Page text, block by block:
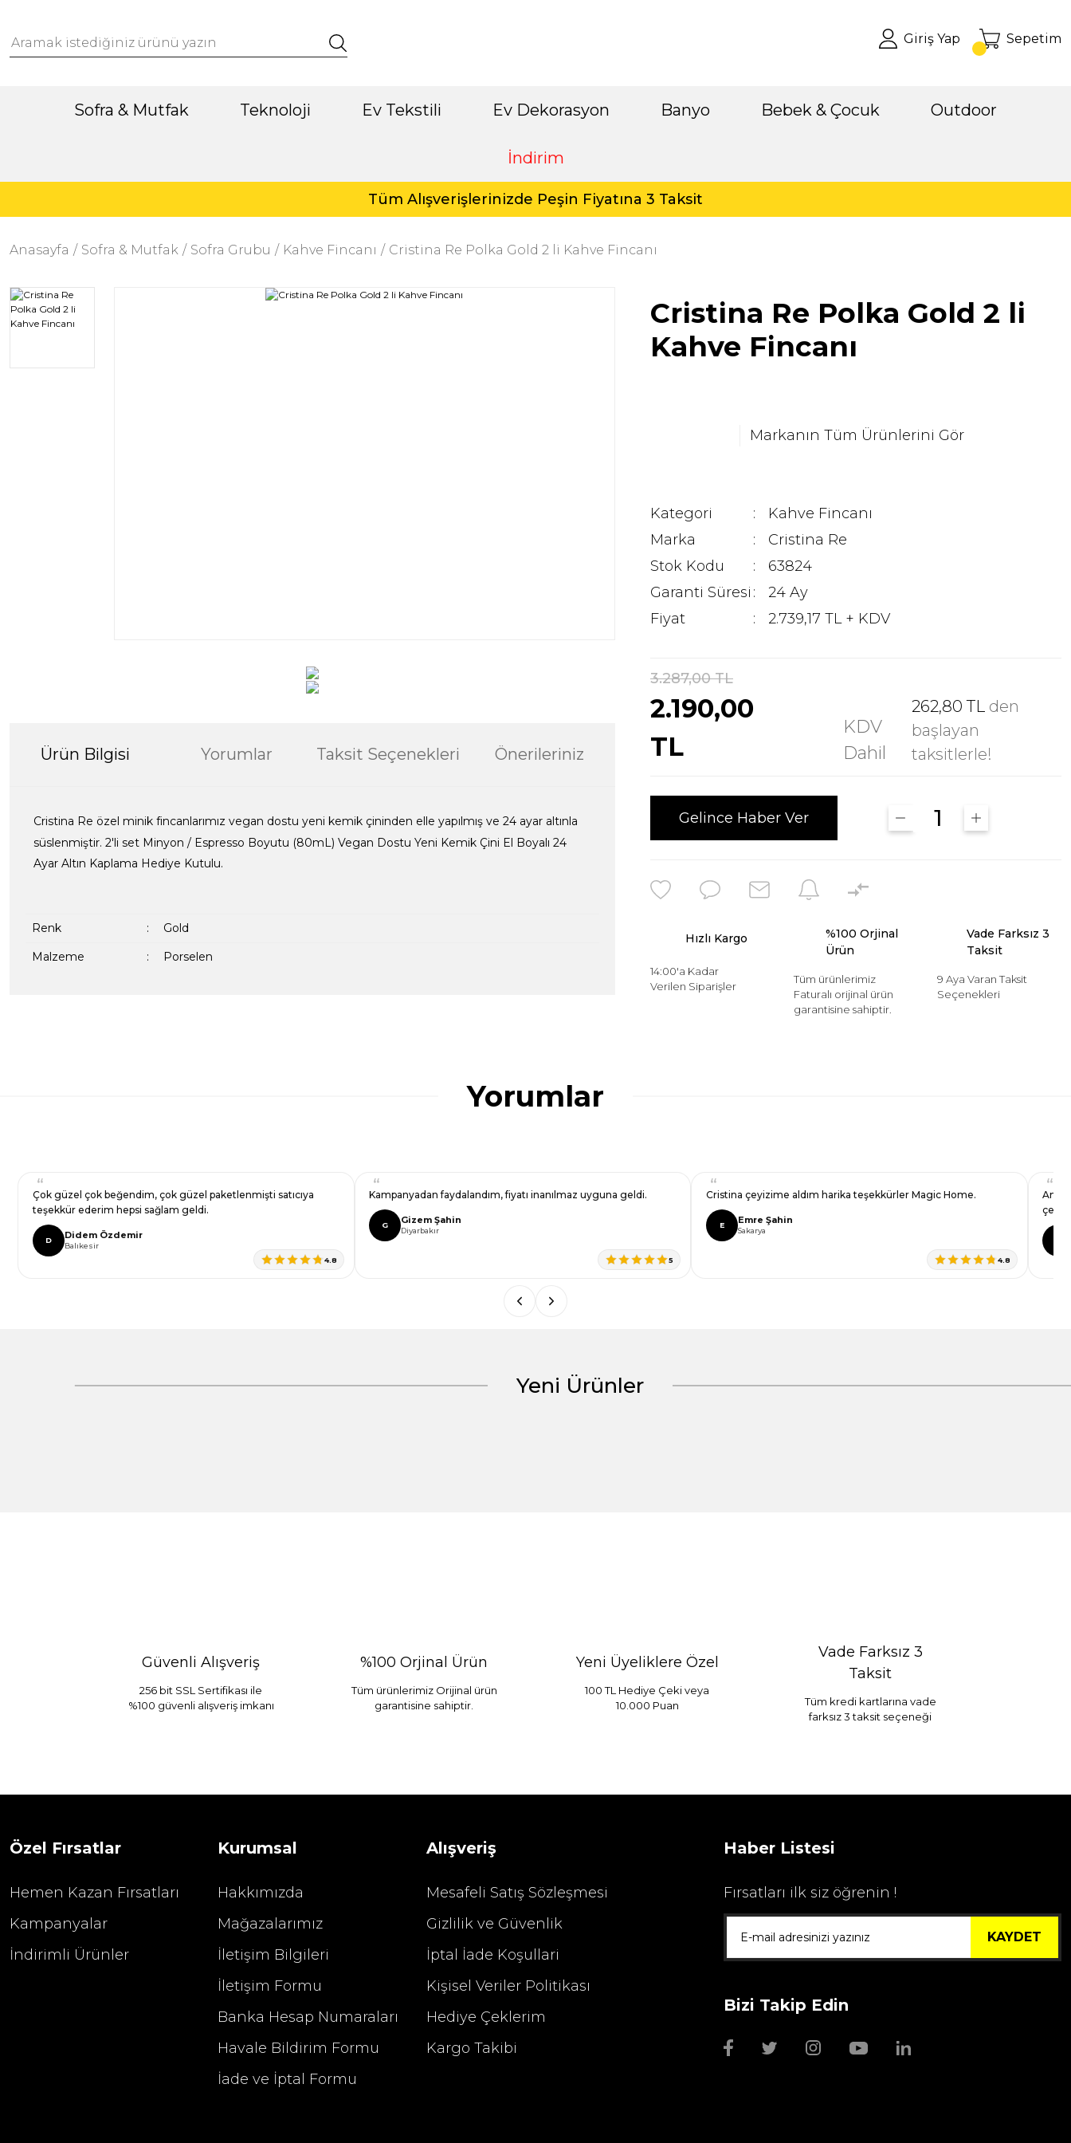
Giriş Yap Sepetim
Sofra & Mutfak Teknoloji Ev Tekstili Ev Dekorasyon Banyo Bebek & Çocuk Outdoor
İndirim
Tüm Alışverişlerinizde Peşin Fiyatına 3 Taksit
Anasayfa Sofra & Mutfak Sofra Grubu Kahve Fincanı Cristina Re Polka Gold 2 li Kahve Fincanı
Ürün Bilgisi Yorumlar Taksit Seçenekleri Önerileriniz
Cristina Re özel minik fincanlarımız vegan dostu yeni kemik çininden elle yapılmış ve 24 ayar altınla
süslenmiştir. 2'li set Minyon / Espresso Boyutu (80mL) Vegan Dostu Yeni Kemik Çini El Boyalı 24
Ayar Altın Kaplama Hediye Kutulu.
Renk :
Gold
Malzeme
: Porselen
Cristina Re Polka Gold 2 li
Kahve Fincanı
Markanın Tüm Ürünlerini Gör
Kategori
Kahve Fincanı
Marka
Cristina Re
Stok Kodu
63824
Garanti Süresi
24 Ay
Fiyat
2.739,17 TL + KDV
3.287,00 TL
2.190,00
TL
KDV
Dahil
262,80 TL den
başlayan
taksitlerle!
Gelince Haber Ver
Hızlı Kargo
14:00'a Kadar
Verilen Siparişler
%100 Orjinal
Ürün
Tüm ürünlerimiz
Faturalı orijinal ürün
garantisine sahiptir.
Vade Farksız 3
Taksit
9 Aya Varan Taksit
Seçenekleri
Yorumlar
Çok güzel çok beğendim, çok güzel paketlenmişti satıcıya
teşekkür ederim hepsi sağlam geldi.
D Didem Özdemir
Balıkesir
4.8
Kampanyadan faydalandım, fiyatı inanılmaz uyguna geldi.
G Gizem Şahin
Diyarbakır
5
Cristina çeyizime aldım harika teşekkürler Magic Home.
E Emre Şahin
Sakarya
4.8
Yeni Ürünler
2.400,00 TL 1.680,00 TL
Wmf Bıçak Bileyi
Güvenli Alışveriş
256 bit SSL Sertifikası ile
%100 güvenli alışveriş imkanı
%100 Orjinal Ürün
Tüm ürünlerimiz Orijinal ürün
garantisine sahiptir.
Yeni Üyeliklere Özel
100 TL Hediye Çeki veya
10.000 Puan
Vade Farksız 3
Taksit
Tüm kredi kartlarına vade
farksız 3 taksit seçeneği
Özel Fırsatlar
Hemen Kazan Fırsatları
Kampanyalar
İndirimli Ürünler
Kurumsal
Hakkımızda
Mağazalarımız
İletişim Bilgileri
İletişim Formu
Banka Hesap Numaraları
Havale Bildirim Formu
İade ve İptal Formu
Alışveriş
Mesafeli Satış Sözleşmesi
Gizlilik ve Güvenlik
İptal İade Koşullari
Kişisel Veriler Politikası
Hediye Çeklerim
Kargo Takibi
Haber Listesi
Fırsatları ilk siz öğrenin !
KAYDET
Bizi Takip Edin